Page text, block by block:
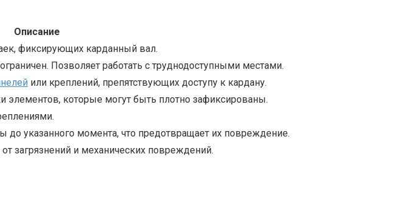
Описание
фиксирующих карданный вал.
Позволяет работать с труднодоступными местами.
или креплений, препятствующих доступу к кардану.
элементов, которые могут быть плотно зафиксированы.
до указанного момента, что предотвращает их повреждение.
загрязнений и механических повреждений.